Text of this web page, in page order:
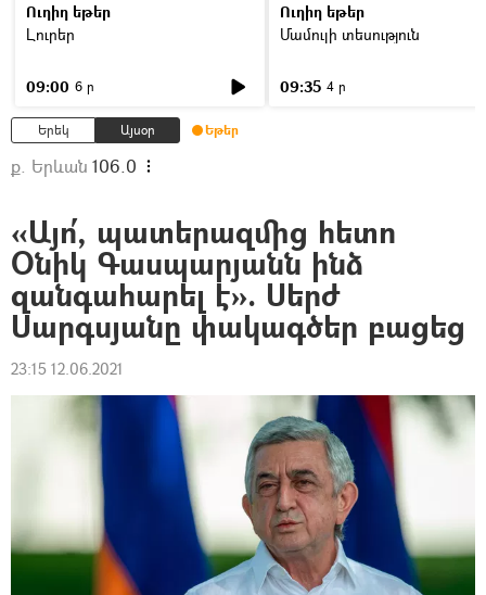
Ուղիղ եթեր
Լուրեր
09:00 6 ր
Ուղիղ եթեր
Մամուլի տեսություն
09:35 4 ր
Երեկ Այսօր Եթեր
ք. Երևան 106.0
«Այո՛, պատերազմից հետո
Օնիկ Գասպարյանն ինձ
զանգահարել է». Սերժ
Սարգսյանը փակագծեր բացեց
23:15 12.06.2021